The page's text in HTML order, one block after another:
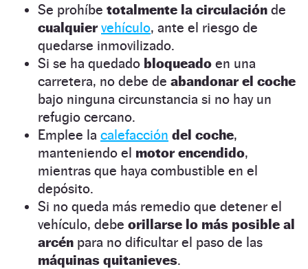
Se prohíbe totalmente la circulación de
cualquiervehículo, ante el riesgo de
quedarse inmovilizado.
Si se ha quedado bloqueado en una
carretera, no debe de abandonar el coche
bajo ninguna circunstancia si no hay un
refugio cercano.
Emplee la calefacción del coche,
manteniendo el motor encendido,
mientras que haya combustible en el
depósito.
Si no queda más remedio que detener el
vehículo, debe orillarse lo más posible al
arcén para no dificultar el paso de las
máquinas quitanieves.